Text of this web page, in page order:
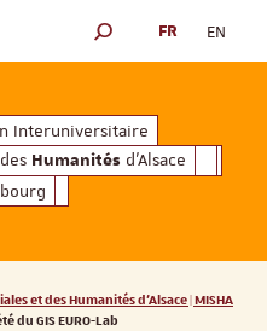
des
Interuniversitaire
Humanités d'Alsace
MOTEUR DE
FR EN
et des Humanités d'Alsace | MISHA
du GIS EURO-Lab